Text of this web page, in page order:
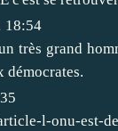
18:54
très grand
démocrates.
l-onu-est-